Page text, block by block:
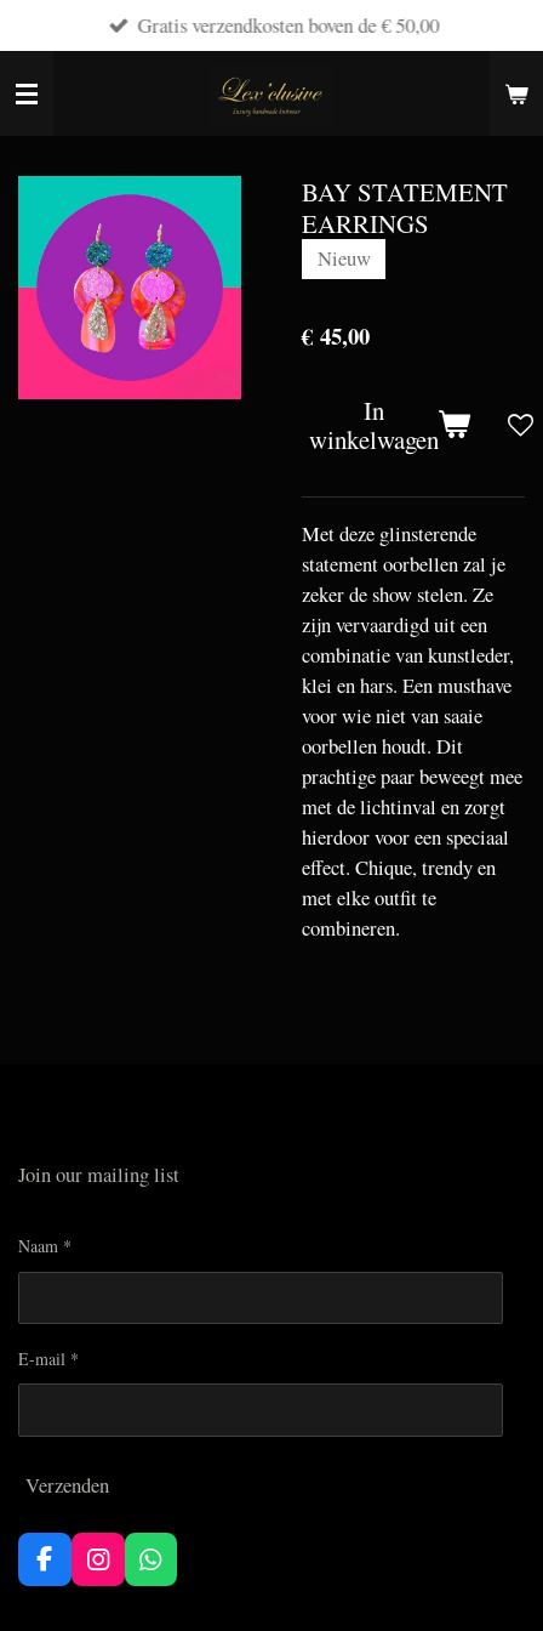
direct
naar
Gratis verzendkosten boven de € 50,00
BAY STATEMENT
EARRINGS
Nieuw
€ 45,00
In
winkelwagen
Met deze glinsterende
statement oorbellen zal je
zeker de show stelen. Ze
zijn vervaardigd uit een
combinatie van kunstleder,
klei en hars. Een musthave
voor wie niet van saaie
oorbellen houdt. Dit
prachtige paar beweegt mee
met de lichtinval en zorgt
hierdoor voor een speciaal
effect. Chique, trendy en
met elke outfit te
combineren.
Join our mailing list
Naam *
E-mail *
Verzenden
F
a
I
n
W
h